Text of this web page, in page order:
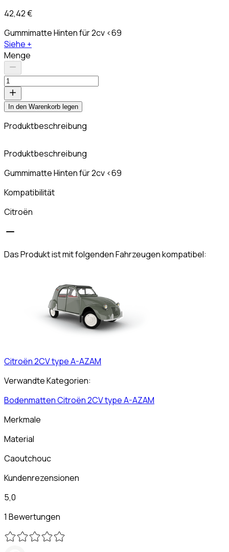
42,42 €
Gummimatte Hinten für 2cv <69
Siehe +
Menge
In den Warenkorb legen
Produktbeschreibung
Produktbeschreibung
Gummimatte Hinten für 2cv <69
Kompatibilität
Citroën
Das Produkt ist mit folgenden Fahrzeugen kompatibel:
Citroën2CV type A-AZAM
Verwandte Kategorien:
BodenmattenCitroën2CV type A-AZAM
Merkmale
Material
Caoutchouc
Kundenrezensionen
5,0
1 Bewertungen